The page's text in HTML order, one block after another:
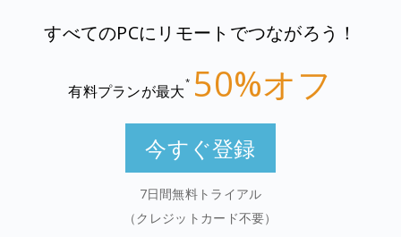
すべてのPCにリモートでつながろう！
有料プランが最大* 50%オフ
今すぐ登録
7日間無料トライアル
（クレジットカード不要）